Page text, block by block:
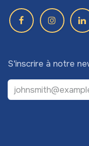
S'inscrire à notre